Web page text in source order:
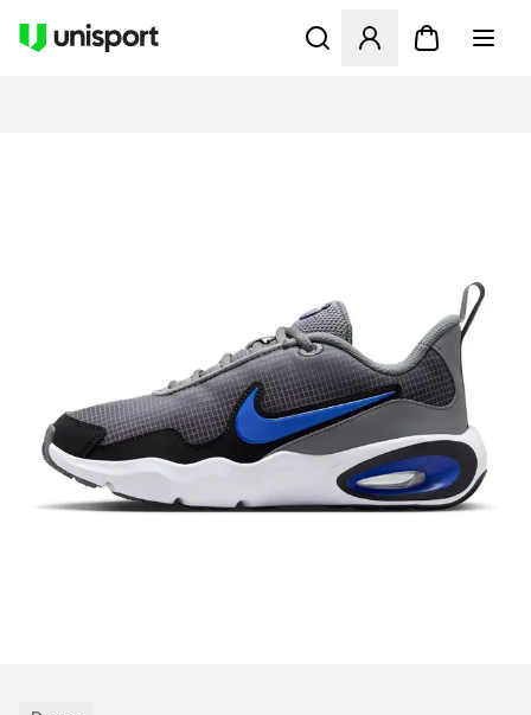
Åbner en Modal til at